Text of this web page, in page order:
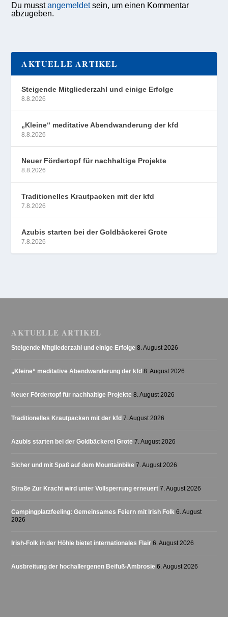
Du musstangemeldetsein, um einen Kommentar
abzugeben.
AKTUELLE ARTIKEL
Steigende Mitgliederzahl und einige Erfolge
8.8.2026
„Kleine“ meditative Abendwanderung der kfd
8.8.2026
Neuer Fördertopf für nachhaltige Projekte
8.8.2026
Traditionelles Krautpacken mit der kfd
7.8.2026
Azubis starten bei der Goldbäckerei Grote
7.8.2026
AKTUELLE ARTIKEL
Steigende Mitgliederzahl und einige Erfolge 8. August 2026
„Kleine“ meditative Abendwanderung der kfd 8. August 2026
Neuer Fördertopf für nachhaltige Projekte 8. August 2026
Traditionelles Krautpacken mit der kfd 7. August 2026
Azubis starten bei der Goldbäckerei Grote 7. August 2026
Sicher und mit Spaß auf dem Mountainbike 7. August 2026
Straße Zur Kracht wird unter Vollsperrung erneuert 7. August 2026
Campingplatzfeeling: Gemeinsames Feiern mit Irish Folk 6. August
2026
Irish-Folk in der Höhle bietet internationales Flair 6. August 2026
Ausbreitung der hochallergenen Beifuß-Ambrosie 6. August 2026